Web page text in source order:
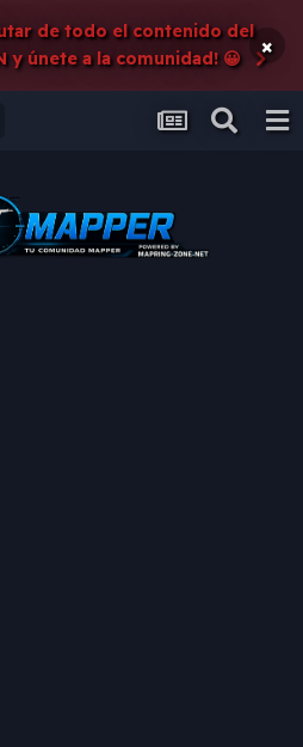
de todo el contenido del
y únete a la comunidad! 😀
×